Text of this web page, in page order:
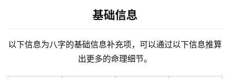
基础信息
以下信息为八字的基础信息补充项，可以通过以下信息推算
出更多的命理细节。